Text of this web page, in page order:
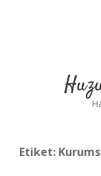
Etiket: